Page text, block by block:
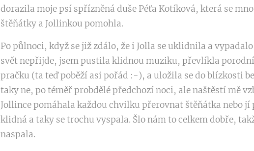
dorazila moje psí spřízněná duše Péťa Kotíková, která se
štěňátky a Jollinkou pomohla.
Po půlnoci, když se již zdálo, že i Jolla se uklidnila a
svět nepřijde, jsem pustila klidnou muziku, převlíkla
pračku (ta teď poběží asi pořád :-), a uložila se do blízkosti
taky ne, po téměř probdělé předchozí noci, ale naštěstí mě
Jollince pomáhala každou chvilku přerovnat štěňátka nebo
klidná a taky se trochu vyspala. Šlo nám to celkem dobře,
naspala.